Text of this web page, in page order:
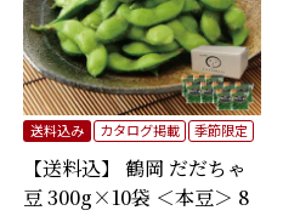
【送料込】 鶴岡 だだちゃ
豆 300g×10袋 ＜本豆＞ 8
送料込み カタログ掲載 季節限定